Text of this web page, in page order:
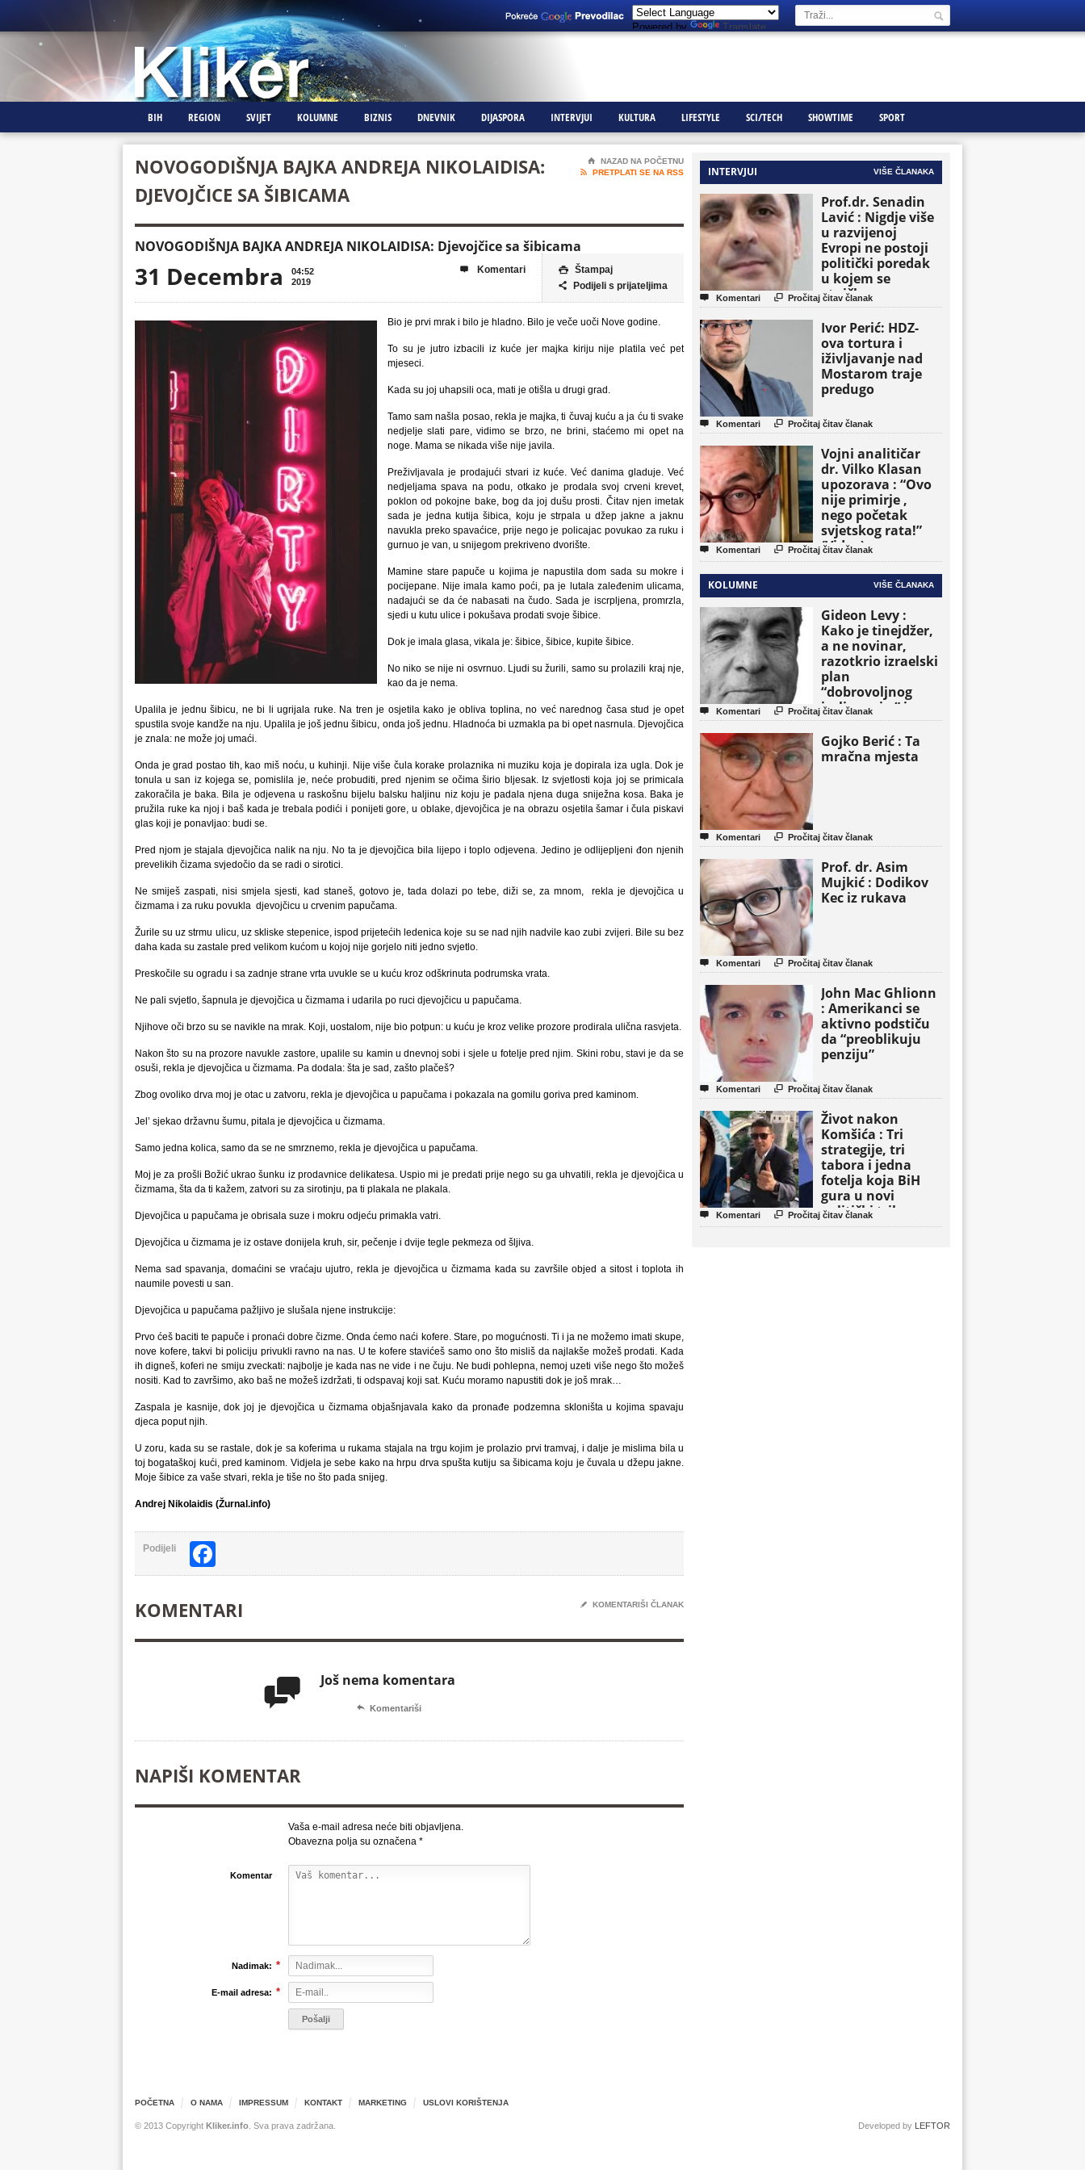
Powered by Translate
BIH REGION SVIJET KOLUMNE BIZNIS DNEVNIK DIJASPORA INTERVJUI KULTURA LIFESTYLE SCI/TECH SHOWTIME SPORT
NOVOGODIŠNJA BAJKA ANDREJA NIKOLAIDISA:
DJEVOJČICE SA ŠIBICAMA
⌂
NAZAD NA POČETNU

PRETPLATI SE NA RSS
NOVOGODIŠNJA BAJKA ANDREJA NIKOLAIDISA: Djevojčice sa šibicama
31 Decembra
04:52
2019
 Štampaj
 Podijeli s prijateljima
 Komentari
Bio je prvi mrak i bilo je hladno. Bilo je veče uoči Nove godine.
To su je jutro izbacili iz kuće jer majka kiriju nije platila već pet
mjeseci.
Kada su joj uhapsili oca, mati je otišla u drugi grad.
Tamo sam našla posao, rekla je majka, ti čuvaj kuću a ja ću ti svake
nedjelje slati pare, vidimo se brzo, ne brini, staćemo mi opet na
noge. Mama se nikada više nije javila.
Preživljavala je prodajući stvari iz kuće. Već danima gladuje. Već
nedjeljama spava na podu, otkako je prodala svoj crveni krevet,
poklon od pokojne bake, bog da joj dušu prosti. Čitav njen imetak
sada je jedna kutija šibica, koju je strpala u džep jakne a jaknu
navukla preko spavaćice, prije nego je policajac povukao za ruku i
gurnuo je van, u snijegom prekriveno dvorište.
Mamine stare papuče u kojima je napustila dom sada su mokre i
pocijepane. Nije imala kamo poći, pa je lutala zaleđenim ulicama,
nadajući se da će nabasati na čudo. Sada je iscrpljena, promrzla,
sjedi u kutu ulice i pokušava prodati svoje šibice.
Dok je imala glasa, vikala je: šibice, šibice, kupite šibice.
No niko se nije ni osvrnuo. Ljudi su žurili, samo su prolazili kraj nje,
kao da je nema.
Upalila je jednu šibicu, ne bi li ugrijala ruke. Na tren je osjetila kako je obliva toplina, no već narednog časa stud je opet
spustila svoje kandže na nju. Upalila je još jednu šibicu, onda još jednu. Hladnoća bi uzmakla pa bi opet nasrnula. Djevojčica
je znala: ne može joj umaći.
Onda je grad postao tih, kao miš noću, u kuhinji. Nije više čula korake prolaznika ni muziku koja je dopirala iza ugla. Dok je
tonula u san iz kojega se, pomislila je, neće probuditi, pred njenim se očima širio bljesak. Iz svjetlosti koja joj se primicala
zakoračila je baka. Bila je odjevena u raskošnu bijelu balsku haljinu niz koju je padala njena duga sniježna kosa. Baka je
pružila ruke ka njoj i baš kada je trebala podići i ponijeti gore, u oblake, djevojčica je na obrazu osjetila šamar i čula piskavi
glas koji je ponavljao: budi se.
Pred njom je stajala djevojčica nalik na nju. No ta je djevojčica bila lijepo i toplo odjevena. Jedino je odlijepljeni đon njenih
prevelikih čizama svjedočio da se radi o sirotici.
Ne smiješ zaspati, nisi smjela sjesti, kad staneš, gotovo je, tada dolazi po tebe, diži se, za mnom, rekla je djevojčica u
čizmama i za ruku povukla djevojčicu u crvenim papučama.
Žurile su uz strmu ulicu, uz skliske stepenice, ispod prijetećih ledenica koje su se nad njih nadvile kao zubi zvijeri. Bile su bez
daha kada su zastale pred velikom kućom u kojoj nije gorjelo niti jedno svjetlo.
Preskočile su ogradu i sa zadnje strane vrta uvukle se u kuću kroz odškrinuta podrumska vrata.
Ne pali svjetlo, šapnula je djevojčica u čizmama i udarila po ruci djevojčicu u papučama.
Njihove oči brzo su se navikle na mrak. Koji, uostalom, nije bio potpun: u kuću je kroz velike prozore prodirala ulična rasvjeta.
Nakon što su na prozore navukle zastore, upalile su kamin u dnevnoj sobi i sjele u fotelje pred njim. Skini robu, stavi je da se
osuši, rekla je djevojčica u čizmama. Pa dodala: šta je sad, zašto plačeš?
Zbog ovoliko drva moj je otac u zatvoru, rekla je djevojčica u papučama i pokazala na gomilu goriva pred kaminom.
Jel’ sjekao državnu šumu, pitala je djevojčica u čizmama.
Samo jedna kolica, samo da se ne smrznemo, rekla je djevojčica u papučama.
Moj je za prošli Božić ukrao šunku iz prodavnice delikatesa. Uspio mi je predati prije nego su ga uhvatili, rekla je djevojčica u
čizmama, šta da ti kažem, zatvori su za sirotinju, pa ti plakala ne plakala.
Djevojčica u papučama je obrisala suze i mokru odjeću primakla vatri.
Djevojčica u čizmama je iz ostave donijela kruh, sir, pečenje i dvije tegle pekmeza od šljiva.
Nema sad spavanja, domaćini se vraćaju ujutro, rekla je djevojčica u čizmama kada su završile objed a sitost i toplota ih
naumile povesti u san.
Djevojčica u papučama pažljivo je slušala njene instrukcije:
Prvo ćeš baciti te papuče i pronaći dobre čizme. Onda ćemo naći kofere. Stare, po mogućnosti. Ti i ja ne možemo imati skupe,
nove kofere, takvi bi policiju privukli ravno na nas. U te kofere stavićeš samo ono što misliš da najlakše možeš prodati. Kada
ih digneš, koferi ne smiju zveckati: najbolje je kada nas ne vide i ne čuju. Ne budi pohlepna, nemoj uzeti više nego što možeš
nositi. Kad to završimo, ako baš ne možeš izdržati, ti odspavaj koji sat. Kuću moramo napustiti dok je još mrak…
Zaspala je kasnije, dok joj je djevojčica u čizmama objašnjavala kako da pronađe podzemna skloništa u kojima spavaju
djeca poput njih.
U zoru, kada su se rastale, dok je sa koferima u rukama stajala na trgu kojim je prolazio prvi tramvaj, i dalje je mislima bila u
toj bogataškoj kući, pred kaminom. Vidjela je sebe kako na hrpu drva spušta kutiju sa šibicama koju je čuvala u džepu jakne.
Moje šibice za vaše stvari, rekla je tiše no što pada snijeg.
Andrej Nikolaidis (Žurnal.info)
Podijeli
KOMENTARI ✎ KOMENTARIŠI ČLANAK
 Još nema komentara
 Komentariši
NAPIŠI KOMENTAR
Vaša e-mail adresa neće biti objavljena.
Obavezna polja su označena *
Komentar
Nadimak: *
E-mail adresa: *
INTERVJUI VIŠE ČLANAKA
Prof.dr. Senadin
Lavić : Nigdje više
u razvijenoj
Evropi ne postoji
politički poredak
u kojem se
etničke grupe
pojavljuju kao
osnovne političke
jedinice
 Komentari  Pročitaj čitav članak
Ivor Perić: HDZ-
ova tortura i
iživljavanje nad
Mostarom traje
predugo
 Komentari  Pročitaj čitav članak
Vojni analitičar
dr. Vilko Klasan
upozorava : “Ovo
nije primirje ,
nego početak
svjetskog rata!”
(Video)
 Komentari  Pročitaj čitav članak
KOLUMNE VIŠE ČLANAKA
Gideon Levy :
Kako je tinejdžer,
a ne novinar,
razotkrio izraelski
plan
“dobrovoljnog
iseljavanja ” iz
Gaze
 Komentari  Pročitaj čitav članak
Gojko Berić : Ta
mračna mjesta
 Komentari  Pročitaj čitav članak
Prof. dr. Asim
Mujkić : Dodikov
Kec iz rukava
 Komentari  Pročitaj čitav članak
John Mac Ghlionn
: Amerikanci se
aktivno podstiču
da “preoblikuju
penziju”
 Komentari  Pročitaj čitav članak
Život nakon
Komšića : Tri
strategije, tri
tabora i jedna
fotelja koja BiH
gura u novi
politički triler
 Komentari  Pročitaj čitav članak
POČETNA O NAMA IMPRESSUM KONTAKT MARKETING USLOVI KORIŠTENJA
© 2013 Copyright Kliker.info . Sva prava zadržana. Developed by LEFTOR